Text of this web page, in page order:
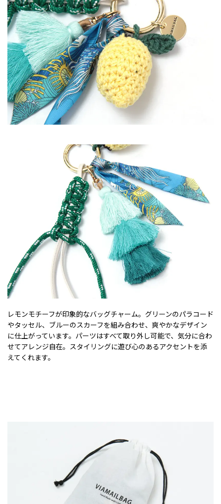
レモンモチーフが印象的なバッグチャーム。グリーンのパラコード
やタッセル、ブルーのスカーフを組み合わせ、爽やかなデザイン
に仕上がっています。パーツはすべて取り外し可能で、気分に合わ
せてアレンジ自在。スタイリングに遊び心のあるアクセントを添
えてくれます。